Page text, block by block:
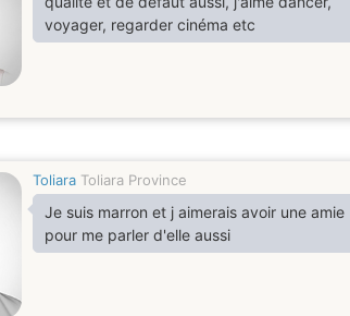
voyager, regarder cinéma etc
Toliara Toliara Province
Je suis marron et j aimerais avoir une amie
pour me parler d'elle aussi